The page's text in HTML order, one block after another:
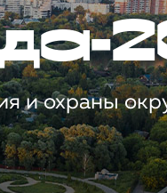
и охраны